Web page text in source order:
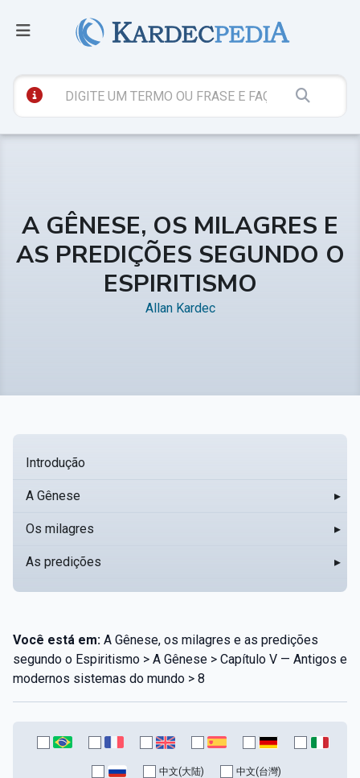
A GÊNESE, OS MILAGRES E
AS PREDIÇÕES SEGUNDO O
ESPIRITISMO
Allan Kardec
Introdução
A Gênese ▸
Os milagres ▸
As predições ▸
Você está em: A Gênese, os milagres e as predições
segundo o Espiritismo > A Gênese > Capítulo V — Antigos e
modernos sistemas do mundo > 8
中文(大陆) 中文(台灣)